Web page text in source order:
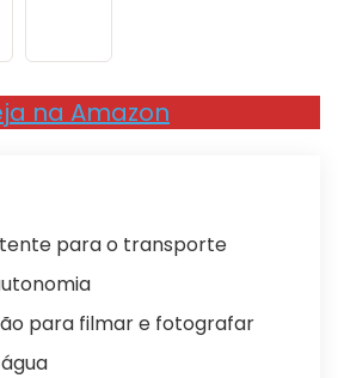
na Amazon
para o transporte
para filmar e fotografar